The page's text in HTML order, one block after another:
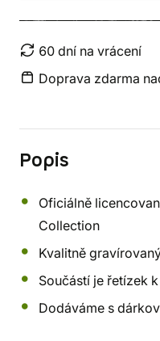
60 dní na vrácení
Doprava zdarma
Popis
Oficiálně
Collection
Kvalitně
Součástí je řetízek
Dodáváme s